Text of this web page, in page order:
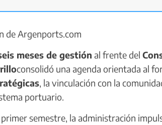
de Argenports.com
meses de gestión al frente del
consolidó una agenda orientada al
, la vinculación con la
portuario.
semestre, la administración